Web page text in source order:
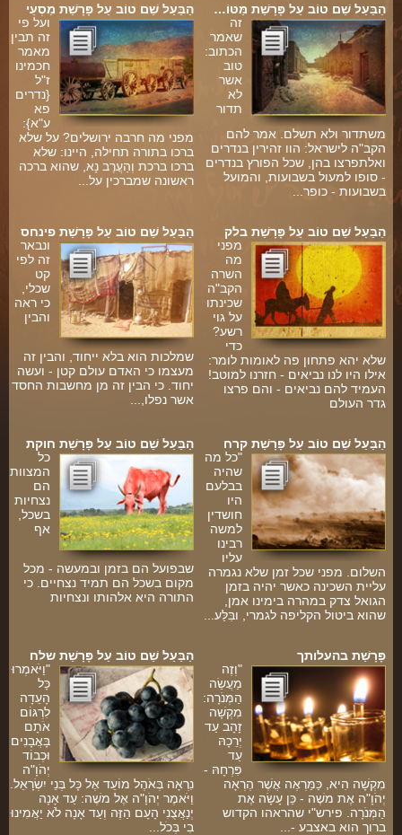
הַבַּעַל שֵׁם טוֹב עַל פָּרָשַׁת מַסְעֵי
ועל פי
זה תבין
מאמר
חכמינו
ז"ל
{נדרים
פא
ע"א}:
מפני מה חרבה ירושלים? על שלא
ברכו בתורה תחילה, היינו: שלא
ברכו ברכת וְהַעֲרֶב נָא, שהוא ברכה
ראשונה שמברכין על...
הַבַּעַל שֵׁם טוֹב עַל פָּרָשַׁת מַּטּוֹ…
זה
שאמר
הכתוב:
טוב
אשר
לא
תדור
משתדור ולא תשלם. אמר להם
הקב"ה לישראל: הוו זהירין בנדרים
ואלתפרצו בהן, שכל הפורץ בנדרים
- סופו למעול בשבועות, והמועל
בשבועות - כופר...
הַבַּעַל שֵׁם טוֹב עַל פָּרָשַׁת פינחס
ונבאר
זה לפי
קט
שכלי,
כי ראה
והבין
שמלכות הוא בלא ייחוד, והבין זה
מעצמו כי האדם עולם קטן - ועשה
יחוד. כי הבין זה מן מחשבות החסד
אשר נפלו,...
הַבַּעַל שֵׁם טוֹב עַל פָּרָשַׁת בלק
מפני
מה
השרה
הקב"ה
שכינתו
על גוי
רשע?
כדי
שלא יהא פתחון פה לאומות לומר:
אילו היו לנו נביאים - חזרנו למוטב!
העמיד להם נביאים - והם פרצו
גדר העולם
הַבַּעַל שֵׁם טוֹב עַל פָּרָשַׁת חוקת
כל
המצוות
הם
נצחיות
בשכל,
אף
שבפועל הם בזמן ובמעשה - מכל
מקום בשכל הם תמיד נצחיים. כי
התורה היא אלהותו ונצחיות
הַבַּעַל שֵׁם טוֹב עַל פָּרָשַׁת קרח
"כל מה
שהיה
בבלעם
היו
חושדין
למשה
רבינו
עליו
השלום. מפני שכל זמן שלא נגמרה
עליית השכינה כאשר יהיה בזמן
הגואל צדק במהרה בימינו אמן,
שהוא ביטול הקליפה לגמרי, ובִּלַּע...
הַבַּעַל שֵׁם טוֹב עַל פָּרָשַׁת שלח
"וַיֹּאמְרוּ
כָּל
הָעֵדָה
לִרְגּוֹם
אֹתָם
בָּאֲבָנִים
וּכְבוֹד
יְהֹוָ"ה
נִרְאָה בְּאֹהֶל מוֹעֵד אֶל כָּל בְּנֵי יִשְׂרָאֵל.
וַיֹּאמֶר יְהֹוָ"ה אֶל משֶׁה: עַד אָנָה
יְנַאֲצֻנִי הָעָם הַזֶּה וְעַד אָנָה לֹא יַאֲמִינוּ
בִי בְּכֹל...
פָּרָשַׁת בהעלותך
"וְזֶה
מַעֲשֵׂה
הַמְּנֹרָה:
מִקְשָׁה
זָהָב עַד
יְרֵכָהּ
עַד
פִּרְחָהּ -
מִקְשָׁה הִיא, כַּמַּרְאֶה אֲשֶׁר הֶרְאָה
יְהֹוָ"ה אֶת משֶׁה - כֵּן עָשָׂה אֶת
הַמְּנֹרָה. פירש"י שהראהו הקדוש
ברוך הוא באצבע -...